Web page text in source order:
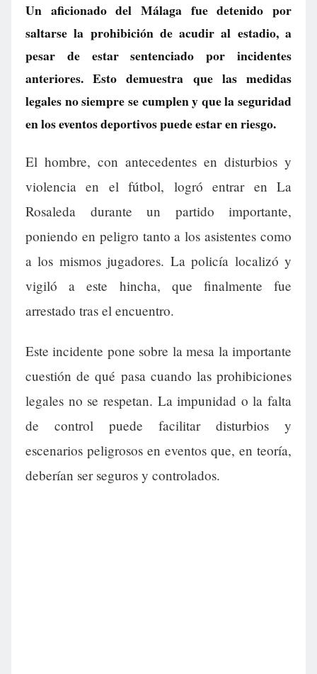
Un aficionado del Málaga fue detenido por
saltarse la prohibición de acudir al estadio, a
pesar de estar sentenciado por incidentes
anteriores. Esto demuestra que las medidas
legales no siempre se cumplen y que la seguridad
en los eventos deportivos puede estar en riesgo.
El hombre, con antecedentes en disturbios y
violencia en el fútbol, logró entrar en La
Rosaleda durante un partido importante,
poniendo en peligro tanto a los asistentes como
a los mismos jugadores. La policía localizó y
vigiló a este hincha, que finalmente fue
arrestado tras el encuentro.
Este incidente pone sobre la mesa la importante
cuestión de qué pasa cuando las prohibiciones
legales no se respetan. La impunidad o la falta
de control puede facilitar disturbios y
escenarios peligrosos en eventos que, en teoría,
deberían ser seguros y controlados.